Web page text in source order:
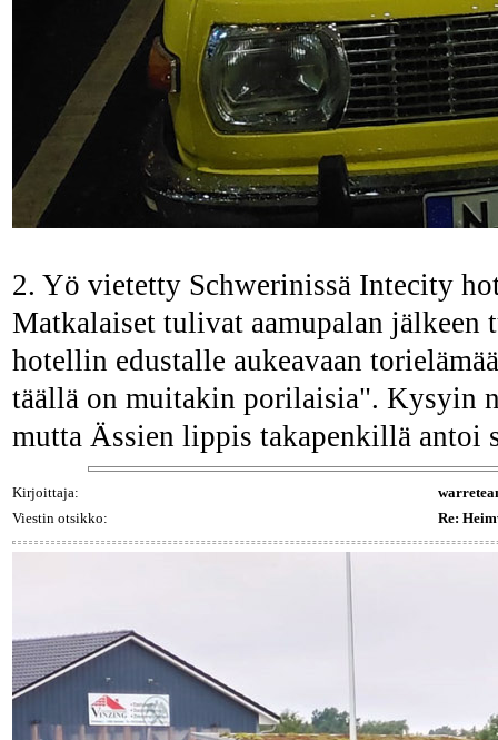
2. Yö vietetty Schwerinissä Intecity
Matkalaiset tulivat aamupalan jälkeen
hotellin edustalle aukeavaan
täällä on muitakin porilaisia". Kysyin
mutta Ässien lippis takapenkillä antoi
Kirjoittaja:
Viestin otsikko:
Re: